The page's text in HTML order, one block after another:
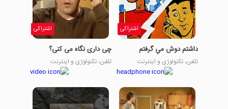
اشتراکی
داشتم دوش مي گرفتم
تلفن، تکنولوژی و اینترنت
اشتراکی
چی داری نگاه می کنی؟
تلفن، تکنولوژی و اینترنت